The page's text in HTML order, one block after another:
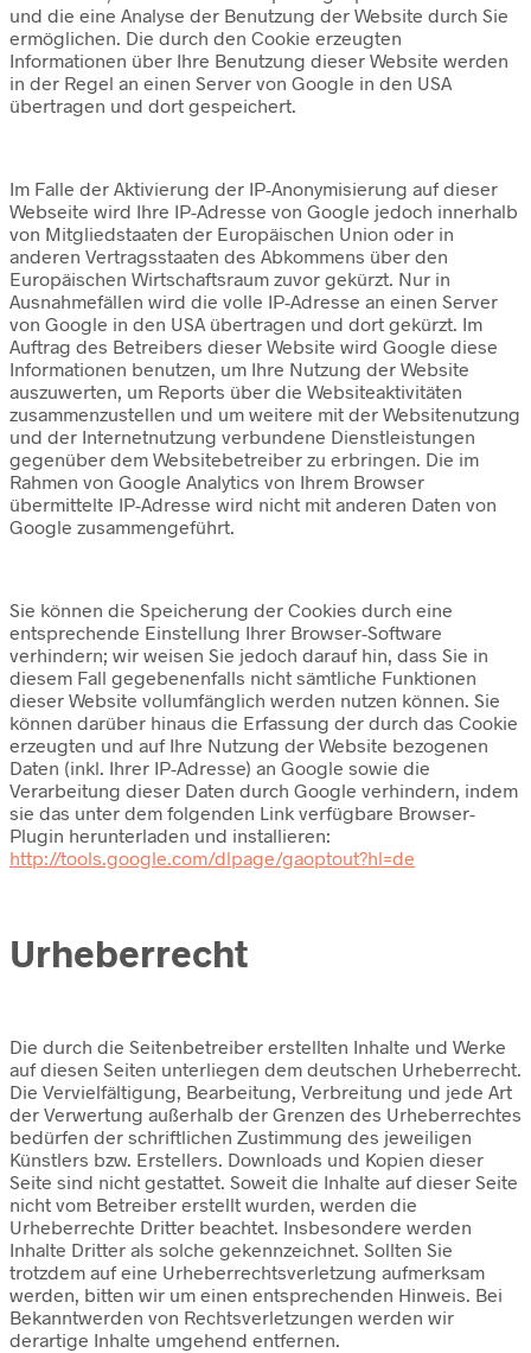
und die eine Analyse der Benutzung der Website durch Sie
ermöglichen. Die durch den Cookie erzeugten
Informationen über Ihre Benutzung dieser Website werden
in der Regel an einen Server von Google in den USA
übertragen und dort gespeichert.
Im Falle der Aktivierung der IP-Anonymisierung auf dieser
Webseite wird Ihre IP-Adresse von Google jedoch innerhalb
von Mitgliedstaaten der Europäischen Union oder in
anderen Vertragsstaaten des Abkommens über den
Europäischen Wirtschaftsraum zuvor gekürzt. Nur in
Ausnahmefällen wird die volle IP-Adresse an einen Server
von Google in den USA übertragen und dort gekürzt. Im
Auftrag des Betreibers dieser Website wird Google diese
Informationen benutzen, um Ihre Nutzung der Website
auszuwerten, um Reports über die Websiteaktivitäten
zusammenzustellen und um weitere mit der Websitenutzung
und der Internetnutzung verbundene Dienstleistungen
gegenüber dem Websitebetreiber zu erbringen. Die im
Rahmen von Google Analytics von Ihrem Browser
übermittelte IP-Adresse wird nicht mit anderen Daten von
Google zusammengeführt.
Sie können die Speicherung der Cookies durch eine
entsprechende Einstellung Ihrer Browser-Software
verhindern; wir weisen Sie jedoch darauf hin, dass Sie in
diesem Fall gegebenenfalls nicht sämtliche Funktionen
dieser Website vollumfänglich werden nutzen können. Sie
können darüber hinaus die Erfassung der durch das Cookie
erzeugten und auf Ihre Nutzung der Website bezogenen
Daten (inkl. Ihrer IP-Adresse) an Google sowie die
Verarbeitung dieser Daten durch Google verhindern, indem
sie das unter dem folgenden Link verfügbare Browser-
Plugin herunterladen und installieren:
http://tools.google.com/dlpage/gaoptout?hl=de
Urheberrecht
Die durch die Seitenbetreiber erstellten Inhalte und Werke
auf diesen Seiten unterliegen dem deutschen Urheberrecht.
Die Vervielfältigung, Bearbeitung, Verbreitung und jede Art
der Verwertung außerhalb der Grenzen des Urheberrechtes
bedürfen der schriftlichen Zustimmung des jeweiligen
Künstlers bzw. Erstellers. Downloads und Kopien dieser
Seite sind nicht gestattet. Soweit die Inhalte auf dieser Seite
nicht vom Betreiber erstellt wurden, werden die
Urheberrechte Dritter beachtet. Insbesondere werden
Inhalte Dritter als solche gekennzeichnet. Sollten Sie
trotzdem auf eine Urheberrechtsverletzung aufmerksam
werden, bitten wir um einen entsprechenden Hinweis. Bei
Bekanntwerden von Rechtsverletzungen werden wir
derartige Inhalte umgehend entfernen.